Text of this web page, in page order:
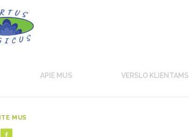
APIE MUS VERSLO KLIENTAMS
MUS